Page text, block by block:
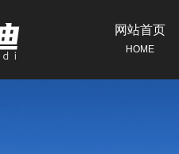
网站首页
HOME